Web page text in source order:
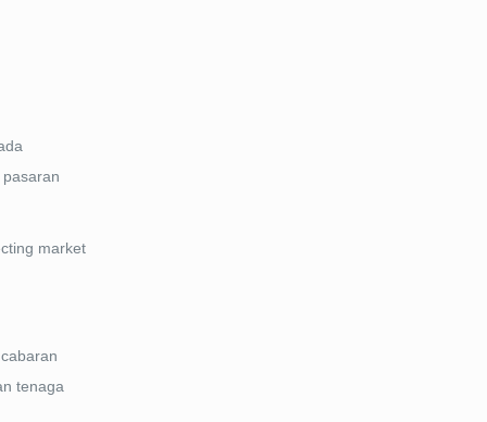
market
tenaga